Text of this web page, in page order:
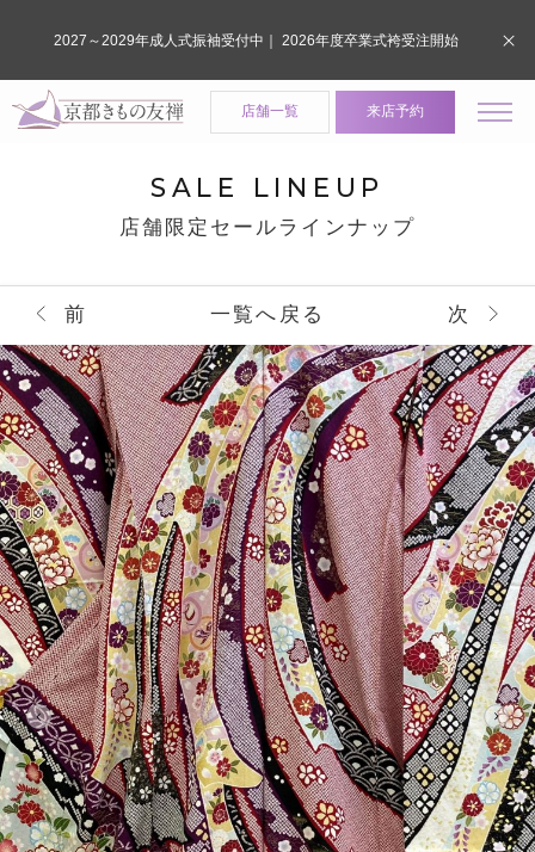
店舗一覧 来店予約
SALE LINEUP
店舗限定セールラインナップ
前 一覧へ戻る 次
2027～2029年成人式振袖受付中｜ 2026年度卒業式袴受注開始